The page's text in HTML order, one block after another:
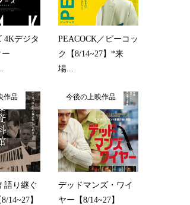
4Kデジタ
PEACOCK／ピーコッ
ク【8/14~27】*来
場...
作品
語り継ぐ
14~27】
今後の上映作品
デッドマンズ・ワイ
ヤー【8/14~27】